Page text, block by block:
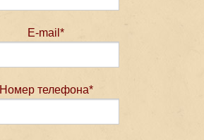
E-mail*
Номер телефона*